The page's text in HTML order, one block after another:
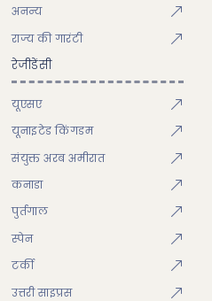
अनन्य
राज्य की गारंटी
रेजीडेंसी
यूएसए
यूनाइटेड किंगडम
संयुक्त अरब अमीरात
कनाडा
पुर्तगाल
स्पेन
टर्की
उत्तरी साइप्रस